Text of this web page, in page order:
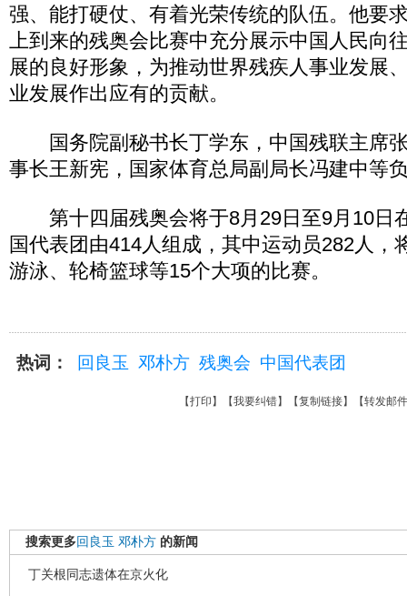
强、能打硬仗、有着光荣传统的队伍。他要
上到来的残奥会比赛中充分展示中国人民向
展的良好形象，为推动世界残疾人事业发展
业发展作出应有的贡献。
国务院副秘书长丁学东，中国残联主席
事长王新宪，国家体育总局副局长冯建中等
第十四届残奥会将于8月29日至9月10日
国代表团由414人组成，其中运动员282人，
游泳、轮椅篮球等15个大项的比赛。
热词： 回良玉 邓朴方 残奥会 中国代表团
【打印 】【我要纠错】【复制链接】【转发邮件
搜索更多回良玉 邓朴方 的新闻
丁关根同志遗体在京火化